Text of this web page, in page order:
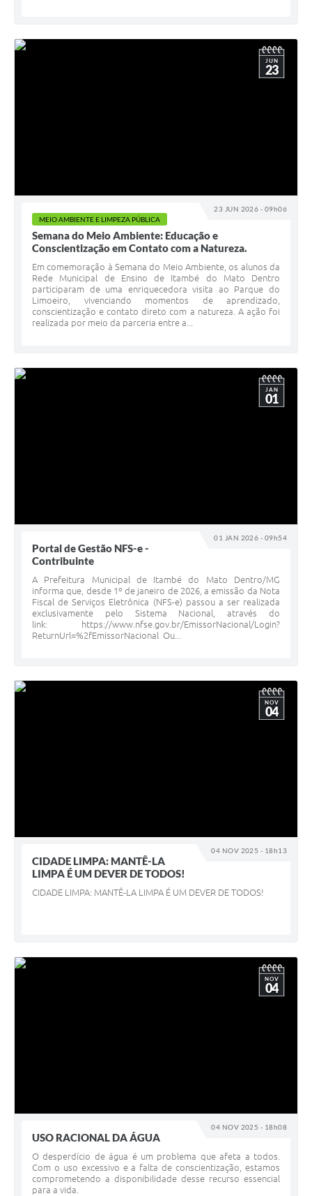
23 JUN 2026 - 09h06
JUN
23
MEIO AMBIENTE E LIMPEZA PÚBLICA
Semana do Meio Ambiente: Educação e
Conscientização em Contato com a Natureza.
Em comemoração à Semana do Meio Ambiente, os alunos da
Rede Municipal de Ensino de Itambé do Mato Dentro
participaram de uma enriquecedora visita ao Parque do
Limoeiro, vivenciando momentos de aprendizado,
conscientização e contato direto com a natureza. A ação foi
realizada por meio da parceria entre a...
01 JAN 2026 - 09h54
JAN
01
Portal de Gestão NFS-e -
Contribuinte
A Prefeitura Municipal de Itambé do Mato Dentro/MG
informa que, desde 1º de janeiro de 2026, a emissão da Nota
Fiscal de Serviços Eletrônica (NFS-e) passou a ser realizada
exclusivamente pelo Sistema Nacional, através do
link: https://www.nfse.gov.br/EmissorNacional/Login?
ReturnUrl=%2fEmissorNacional Ou...
04 NOV 2025 - 18h13
NOV
04
CIDADE LIMPA: MANTÊ-LA
LIMPA É UM DEVER DE TODOS!
CIDADE LIMPA: MANTÊ-LA LIMPA É UM DEVER DE TODOS!
04 NOV 2025 - 18h08
NOV
04
USO RACIONAL DA ÁGUA
O desperdício de água é um problema que afeta a todos.
Com o uso excessivo e a falta de conscientização, estamos
comprometendo a disponibilidade desse recurso essencial
para a vida.